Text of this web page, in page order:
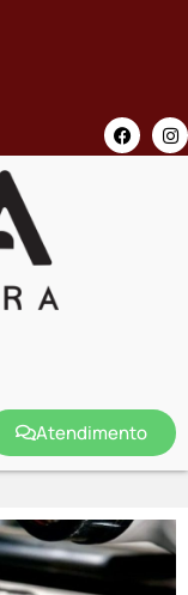
Atendimento